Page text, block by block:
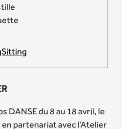
DANSE du 8 au 18 avril, le
partenariat avec l’Atelier